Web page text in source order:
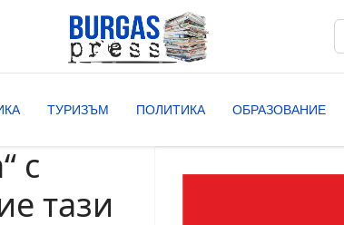
ТУРИЗЪМ ПОЛИТИКА ОБРАЗОВАНИЕ
с
тази